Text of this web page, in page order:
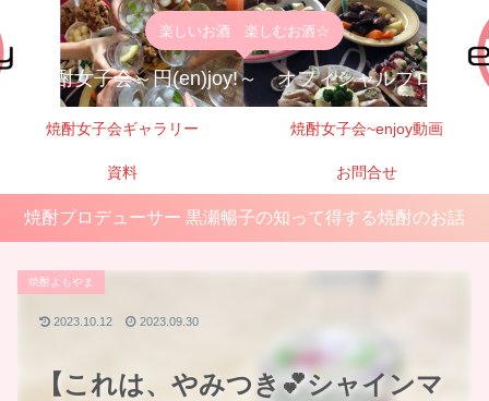
楽しいお酒 楽しむお酒☆
焼酎女子会～円(en)joy!～ オフィシャルブログ
焼酎女子会ギャラリー 焼酎女子会~enjoy動画
資料 お問合せ
焼酎プロデューサー 黒瀬暢子の知って得する焼酎のお話
【これは、やみつき💕シャインマ
焼酎よもやま
2023.10.12 2023.09.30